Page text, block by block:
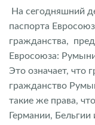
На сегодняшний
паспорта
гражданства,
Евросоюза:
Это означает, что
гражданство
такие же права,
Германии, Бельгии